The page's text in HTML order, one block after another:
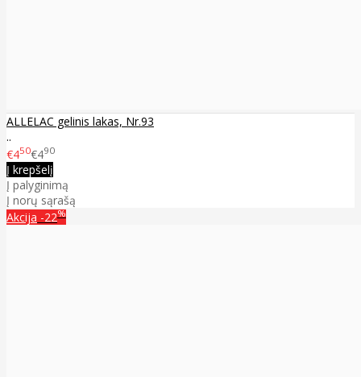
ALLELAC gelinis lakas, Nr.93
..
€450€490
Į krepšelį
Į palyginimą
Į norų sąrašą
Akcija -22%